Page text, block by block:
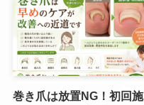
巻き爪は放置NG！初回施